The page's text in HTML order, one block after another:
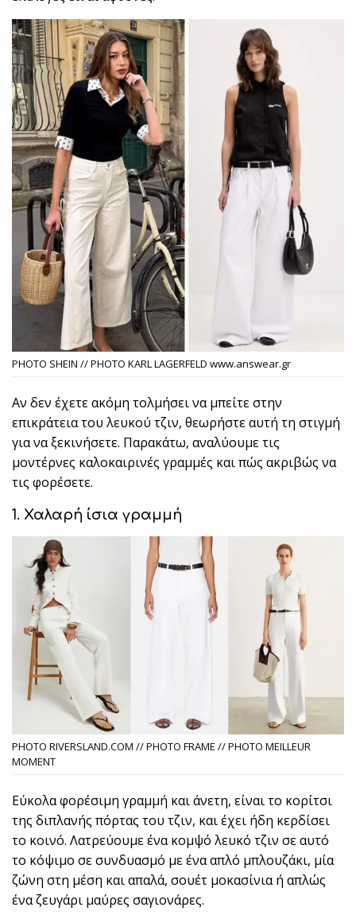
PHOTO SHEIN // PHOTO ΚΑRL LAGERFELD www.answear.gr
Αν δεν έχετε ακόμη τολμήσει να μπείτε στην
επικράτεια του λευκού τζιν, θεωρήστε αυτή τη στιγμή
για να ξεκινήσετε. Παρακάτω, αναλύουμε τις
μοντέρνες καλοκαιρινές γραμμές και πώς ακριβώς να
τις φορέσετε.
1. Χαλαρή ίσια γραμμή
PHOTO RIVERSLAND.COM // PHOTO FRAME // PHOTO MEILLEUR
MOMENT
Εύκολα φορέσιμη γραμμή και άνετη, είναι το κορίτσι
της διπλανής πόρτας του τζιν, και έχει ήδη κερδίσει
το κοινό. Λατρεύουμε ένα κομψό λευκό τζιν σε αυτό
το κόψιμο σε συνδυασμό με ένα απλό μπλουζάκι, μία
ζώνη στη μέση και απαλά, σουέτ μοκασίνια ή απλώς
ένα ζευγάρι μαύρες σαγιονάρες.